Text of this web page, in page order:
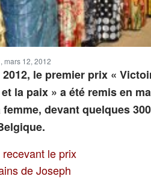
, mars 12, 2012
le premier prix «
la paix » a été remis en
devant quelques